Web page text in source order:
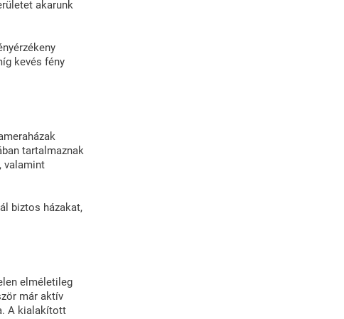
akarunk
kevés fény
tartalmaznak
valamint
biztos házakat,
elméletileg
már aktív
A kialakított